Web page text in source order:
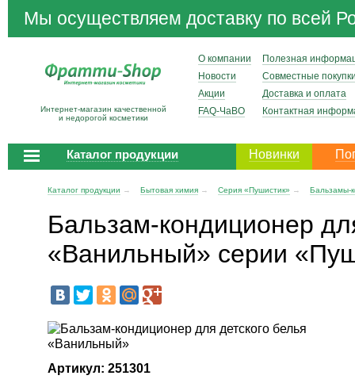
Мы осуществляем доставку по всей
Интернет-магазин качественной
и недорогой косметики
О компании
Новости
Акции
FAQ-ЧаВО
Полезная
Совместные
Доставка и оплата
Контактная
Каталог продукции Новинки
Каталог продукции → Бытовая химия → Серия «Пушистик» → Бальзамы-
Бальзам-кондиционер
«Ванильный» серии
Артикул: 251301